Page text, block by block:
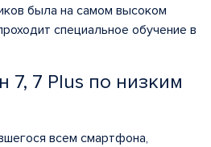
была на самом высоком
специальное обучение в
7 Plus по низким
всем смартфона,